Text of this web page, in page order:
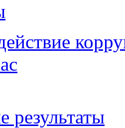
результаты